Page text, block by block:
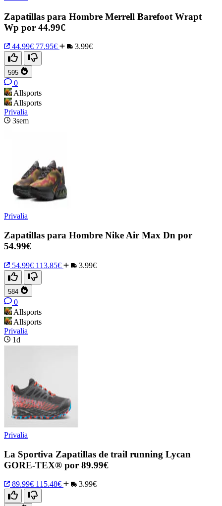
Zapatillas para Hombre Merrell Barefoot Wrapt
Wp por 44.99€
44.99€ 77.95€ 3.99€
595
0
Allsports
Allsports
Privalia
3sem
Privalia
Zapatillas para Hombre Nike Air Max Dn por
54.99€
54.99€ 113.85€ 3.99€
584
0
Allsports
Allsports
Privalia
1d
Privalia
La Sportiva Zapatillas de trail running Lycan
GORE-TEX® por 89.99€
89.99€ 115.48€ 3.99€